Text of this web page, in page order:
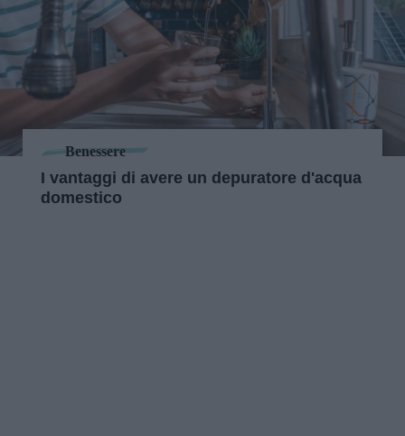
Benessere
I vantaggi di avere un depuratore d'acqua
domestico